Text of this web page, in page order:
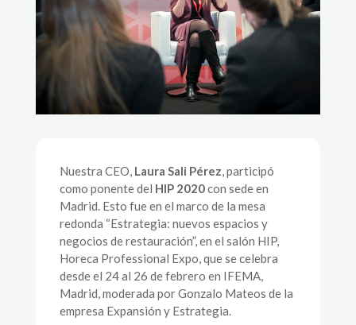
Nuestra CEO, Laura Sali Pérez, participó
como ponente del HIP 2020con sede en
Madrid. Esto fue en el marco de la mesa
redonda “Estrategia: nuevos espacios y
negocios de restauración”, en el salón HIP,
Horeca Professional Expo, que se celebra
desde el 24 al 26 de febrero en IFEMA,
Madrid, moderada por Gonzalo Mateos de la
empresa Expansión y Estrategia.